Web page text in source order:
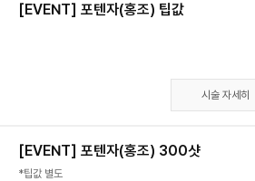
[EVENT] 포텐자(홍조) 팁값
시술 자세히
[EVENT] 포텐자(홍조) 300샷
*팁값 별도